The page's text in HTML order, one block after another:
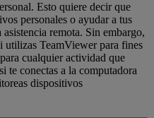
Esto quiere decir que
personales o ayudar a tus
remota. Sin embargo,
utilizas TeamViewer para fines
cualquier actividad que
te conectas a la computadora
dispositivos